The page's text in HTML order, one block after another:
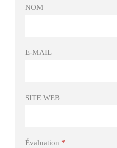
NOM
E-MAIL
SITE WEB
Évaluation *